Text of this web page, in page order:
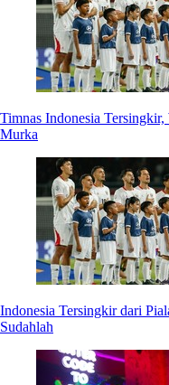
Timnas Indonesia
Murka
Indonesia Tersingkir dari
Sudahlah